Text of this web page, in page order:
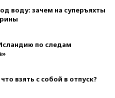
воду: зачем на суперъяхты
по следам
взять с собой в отпуск?